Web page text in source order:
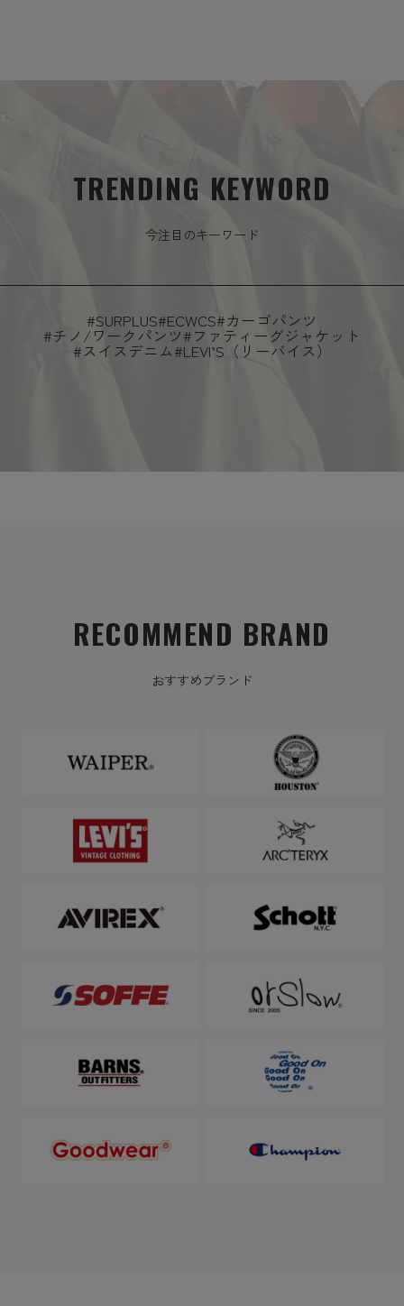
TRENDING KEYWORD
今注目のキーワード
#SURPLUS#ECWCS#カーゴパンツ
#チノ/ワークパンツ#ファティーグジャケット
#スイスデニム#LEVI’S（リーバイス）
RECOMMEND BRAND
おすすめブランド